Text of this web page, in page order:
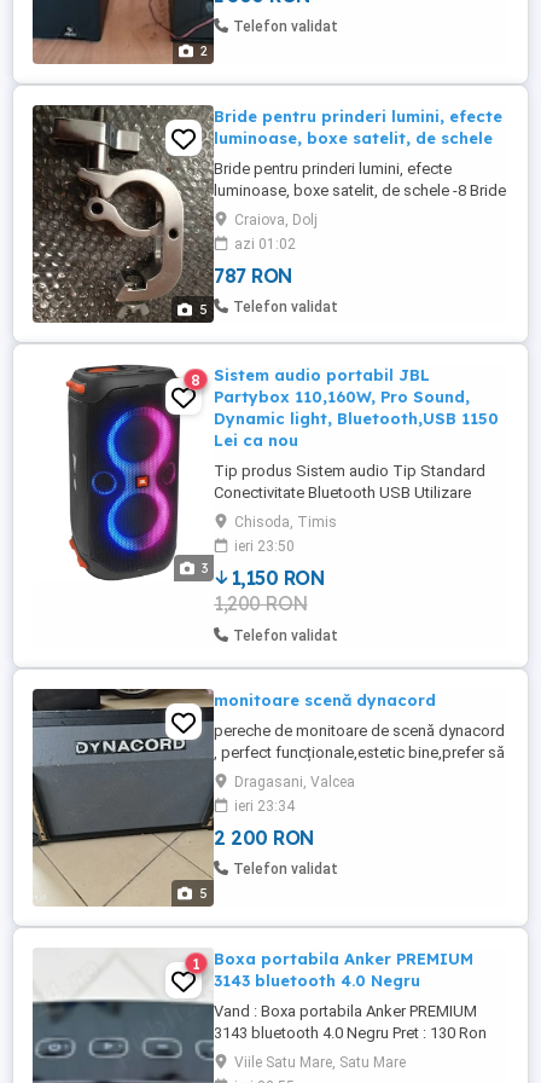
2
Telefon validat
5
Bride pentru prinderi lumini, efecte
luminoase, boxe satelit, de schele
Bride pentru prinderi lumini, efecte
luminoase, boxe satelit, de schele -8 Bride
profesionale de prindere a luminilor
(movinghead-uri, stroboscoape, wash-uri,
par led, lasere, etc.) de schele. -Pretul
meu: 150 euro nenegociabil -Se vand
numai impreuna, toate 8 bucati,
Craiova, Dolj
azi 01:02
787 RON
Telefon validat
3
8
Sistem audio portabil JBL
Partybox 110,160W, Pro Sound,
Dynamic light, Bluetooth,USB 1150
Lei ca nou
Tip produs Sistem audio Tip Standard
Conectivitate Bluetooth USB Utilizare
Profesional Uz casnic Numar canale 2
Tehnologie Cu fir Wireless Raspuns in
frecventa 45 Hz - 20 kHz Raport semnal
zgomot 80 dB Conectori USB Jack 3.5
Continut pachet 1 x Sistem audio Culoare
NegruRedare Formate audio suportate
MP3 Functii Party ...
Chisoda, Timis
ieri 23:50
1,150 RON
1,200 RON
Telefon validat
5
monitoare scenă dynacord
pereche de monitoare de scenă dynacord
, perfect funcționale,estetic bine,prefer să
nu livrez,sunt foarte grele.
Dragasani, Valcea
ieri 23:34
2 200 RON
Telefon validat
1
Boxa portabila Anker PREMIUM
3143 bluetooth 4.0 Negru
Vand : Boxa portabila Anker PREMIUM
3143 bluetooth 4.0 Negru Pret : 130 Ron
Poze recente Boxa portabila Anker
Bluetooth reda sunetul cu o claritate
Viile Satu Mare, Satu Mare